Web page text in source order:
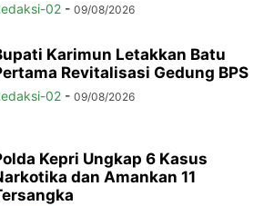
02 - 09/08/2026
Karimun Letakkan Batu
Revitalisasi Gedung BPS
02 - 09/08/2026
Kepri Ungkap 6 Kasus
dan Amankan 11